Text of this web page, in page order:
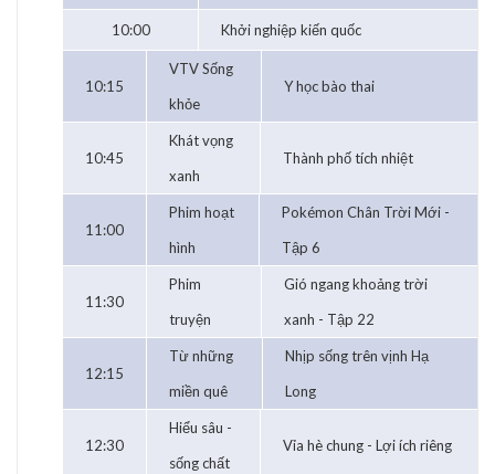
10:00 Khởi nghiệp kiến quốc
10:15
VTV Sống
khỏe
Y học bào thai
10:45
Khát vọng
xanh
Thành phố tích nhiệt
11:00
Phim hoạt
hình
Pokémon Chân Trời Mới -
Tập 6
11:30
Phim
truyện
Gió ngang khoảng trời
xanh - Tập 22
12:15
Từ những
miền quê
Nhịp sống trên vịnh Hạ
Long
12:30
Hiểu sâu -
sống chất
Vỉa hè chung - Lợi ích riêng